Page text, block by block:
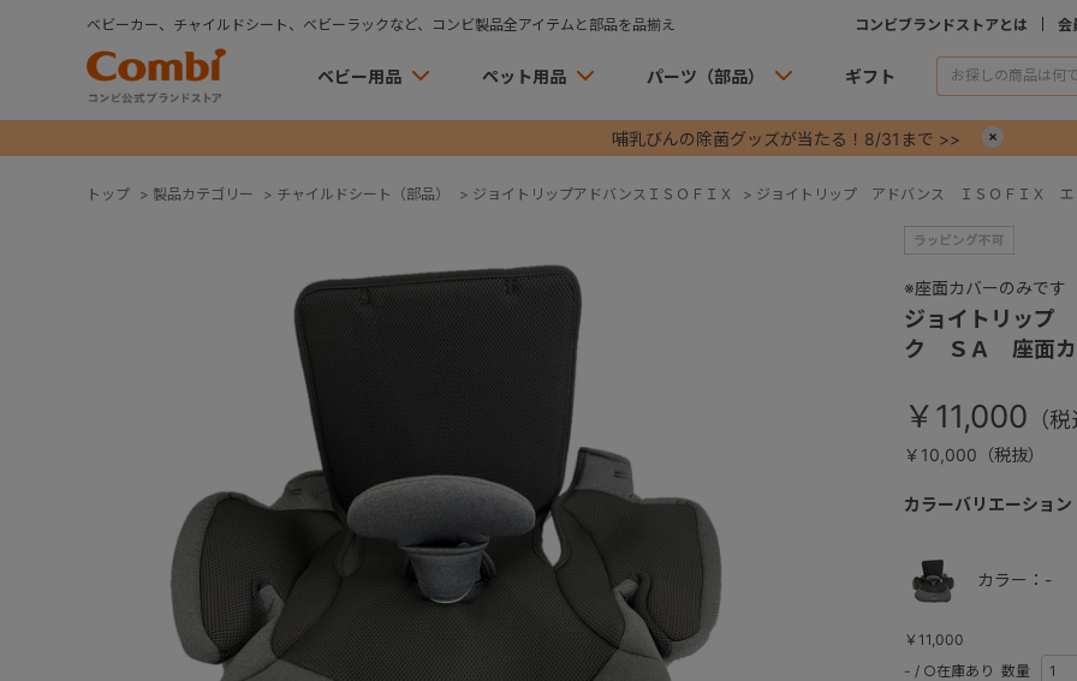
ベビーカー、チャイルドシート、ベビーラックなど、コンビ製品全アイテムと部品を品揃え コンビブランドストアとは 会
ベビー用品 ペット用品 パーツ（部品） ギフト
哺乳びんの除菌グッズが当たる！8/31まで >>
トップ > 製品カテゴリー > チャイルドシート（部品） > ジョイトリップアドバンスＩＳＯＦＩＸ > ジョイトリップ アドバンス ＩＳＯＦＩＸ エ
※座面カバーのみです
ジョイトリッ
ク ＳＡ 座面カ
￥11,000
￥10,000（税抜）
カラーバリエーション
カラー：-
￥11,000
- / ○在庫あり 数量